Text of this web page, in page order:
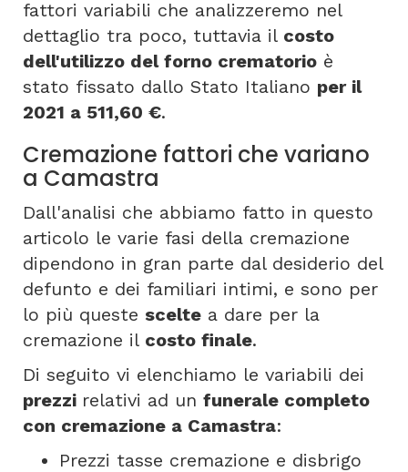
fattori variabili che analizzeremo nel
dettaglio tra poco, tuttavia il costo
dell'utilizzo del forno crematorio è
stato fissato dallo Stato Italiano per il
2021 a 511,60 €.
Cremazione fattori che variano
a Camastra
Dall'analisi che abbiamo fatto in questo
articolo le varie fasi della cremazione
dipendono in gran parte dal desiderio del
defunto e dei familiari intimi, e sono per
lo più queste scelte a dare per la
cremazione il costo finale.
Di seguito vi elenchiamo le variabili dei
prezzi relativi ad un funerale completo
con cremazione a Camastra:
Prezzi tasse cremazione e disbrigo